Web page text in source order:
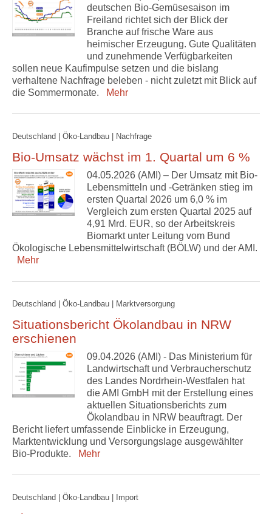
deutschen Bio-Gemüsesaison im
Freiland richtet sich der Blick der
Branche auf frische Ware aus
heimischer Erzeugung. Gute Qualitäten
und zunehmende Verfügbarkeiten
sollen neue Kaufimpulse setzen und die bislang
verhaltene Nachfrage beleben - nicht zuletzt mit Blick auf
die Sommermonate.
Mehr
Deutschland | Öko-Landbau | Nachfrage
Bio-Umsatz wächst im 1. Quartal um 6 %
04.05.2026 (AMI) – Der Umsatz mit Bio-
Lebensmitteln und -Getränken stieg im
ersten Quartal 2026 um 6,0 % im
Vergleich zum ersten Quartal 2025 auf
4,91 Mrd. EUR, so der Arbeitskreis
Biomarkt unter Leitung vom Bund
Ökologische Lebensmittelwirtschaft (BÖLW) und der AMI.
Mehr
Deutschland | Öko-Landbau | Marktversorgung
Situationsbericht Ökolandbau in NRW
erschienen
09.04.2026 (AMI) - Das Ministerium für
Landwirtschaft und Verbraucherschutz
des Landes Nordrhein-Westfalen hat
die AMI GmbH mit der Erstellung eines
aktuellen Situationsberichts zum
Ökolandbau in NRW beauftragt. Der
Bericht liefert umfassende Einblicke in Erzeugung,
Marktentwicklung und Versorgungslage ausgewählter
Bio-Produkte.
Mehr
Deutschland | Öko-Landbau | Import